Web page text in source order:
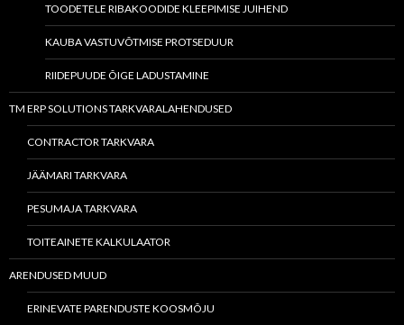
TOODETELE RIBAKOODIDE KLEEPIMISE JUIHEND
KAUBA VASTUVÕTMISE PROTSEDUUR
RIIDEPUUDE ÕIGE LADUSTAMINE
TM ERP SOLUTIONS TARKVARALAHENDUSED
CONTRACTOR TARKVARA
JÄÄMARI TARKVARA
PESUMAJA TARKVARA
TOITEAINETE KALKULAATOR
ARENDUSED MUUD
ERINEVATE PARENDUSTE KOOSMÕJU